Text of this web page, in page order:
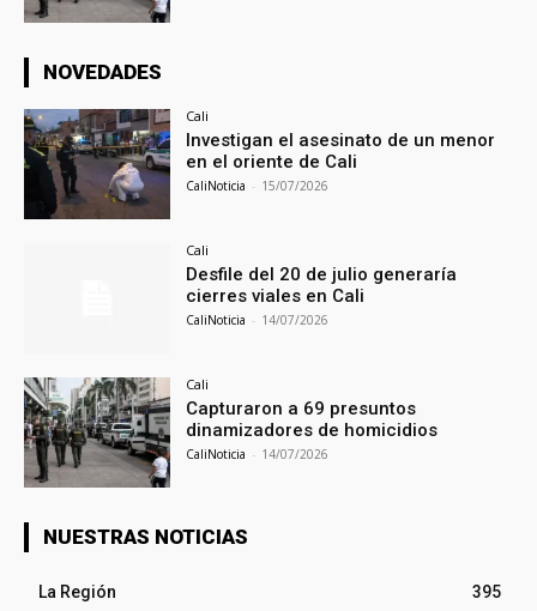
NOVEDADES
Cali
Investigan el asesinato de un menor
en el oriente de Cali
CaliNoticia - 15/07/2026
Cali
Desfile del 20 de julio generaría
cierres viales en Cali
CaliNoticia - 14/07/2026
Cali
Capturaron a 69 presuntos
dinamizadores de homicidios
CaliNoticia - 14/07/2026
NUESTRAS NOTICIAS
La Región
395